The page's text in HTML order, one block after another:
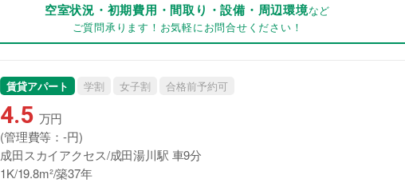
空室状況・初期費用・間取り・設備・周辺環境など
ご質問承ります！お気軽にお問合せください！
賃貸アパート 学割 女子割 合格前予約可
4.5 万円
(管理費等：-円)
成田スカイアクセス/成田湯川駅 車9分
1K/19.8m²/築37年